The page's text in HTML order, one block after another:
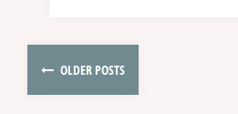
OLDER POSTS